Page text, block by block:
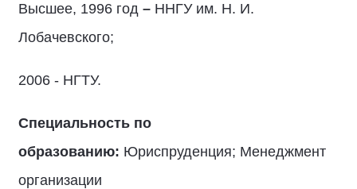
Высшее, 1996 год – ННГУ им. Н. И.
Лобачевского;
2006 - НГТУ.
Специальность по
образованию: Юриспруденция; Менеджмент
организации